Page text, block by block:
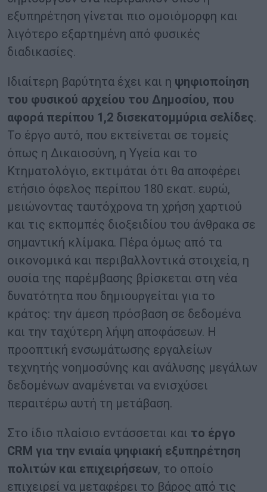
εξυπηρέτηση γίνεται πιο ομοιόμορφη και
λιγότερο εξαρτημένη από φυσικές
διαδικασίες.
Ιδιαίτερη βαρύτητα έχει και η ψηφιοποίηση
του φυσικού αρχείου του Δημοσίου, που
αφορά περίπου 1,2 δισεκατομμύρια σελίδες.
Το έργο αυτό, που εκτείνεται σε τομείς
όπως η Δικαιοσύνη, η Υγεία και το
Κτηματολόγιο, εκτιμάται ότι θα αποφέρει
ετήσιο όφελος περίπου 180 εκατ. ευρώ,
μειώνοντας ταυτόχρονα τη χρήση χαρτιού
και τις εκπομπές διοξειδίου του άνθρακα σε
σημαντική κλίμακα. Πέρα όμως από τα
οικονομικά και περιβαλλοντικά στοιχεία, η
ουσία της παρέμβασης βρίσκεται στη νέα
δυνατότητα που δημιουργείται για το
κράτος: την άμεση πρόσβαση σε δεδομένα
και την ταχύτερη λήψη αποφάσεων. Η
προοπτική ενσωμάτωσης εργαλείων
τεχνητής νοημοσύνης και ανάλυσης μεγάλων
δεδομένων αναμένεται να ενισχύσει
περαιτέρω αυτή τη μετάβαση.
Στο ίδιο πλαίσιο εντάσσεται και το έργο
CRM για την ενιαία ψηφιακή εξυπηρέτηση
πολιτών και επιχειρήσεων, το οποίο
επιχειρεί να μεταφέρει το βάρος από τις